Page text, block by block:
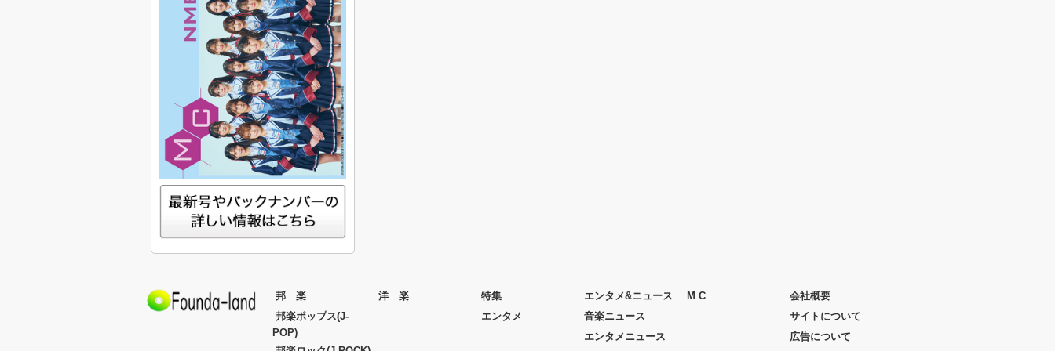
邦 楽
邦楽ポップス(J-
POP)
洋 楽
特集
エンタメ
エンタメ&ニュース
音楽ニュース
エンタメニュース
M C
会社概要
サイトについて
広告について